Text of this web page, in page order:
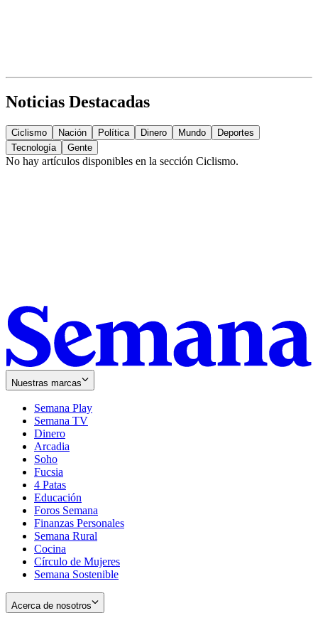
Noticias Destacadas
Ciclismo Nación Política Dinero Mundo
Deportes
Tecnología
Gente
No hay artículos disponibles en la sección Ciclismo.
Nuestras marcas
Semana Play
Semana TV
Dinero
Arcadia
Soho
in
new
window
Fucsia
in
new
window
4 Patas
Educación
Foros Semana
Finanzas Personales
Semana Rural
Cocina
Círculo de Mujeres
Semana Sostenible
Acerca de nosotros